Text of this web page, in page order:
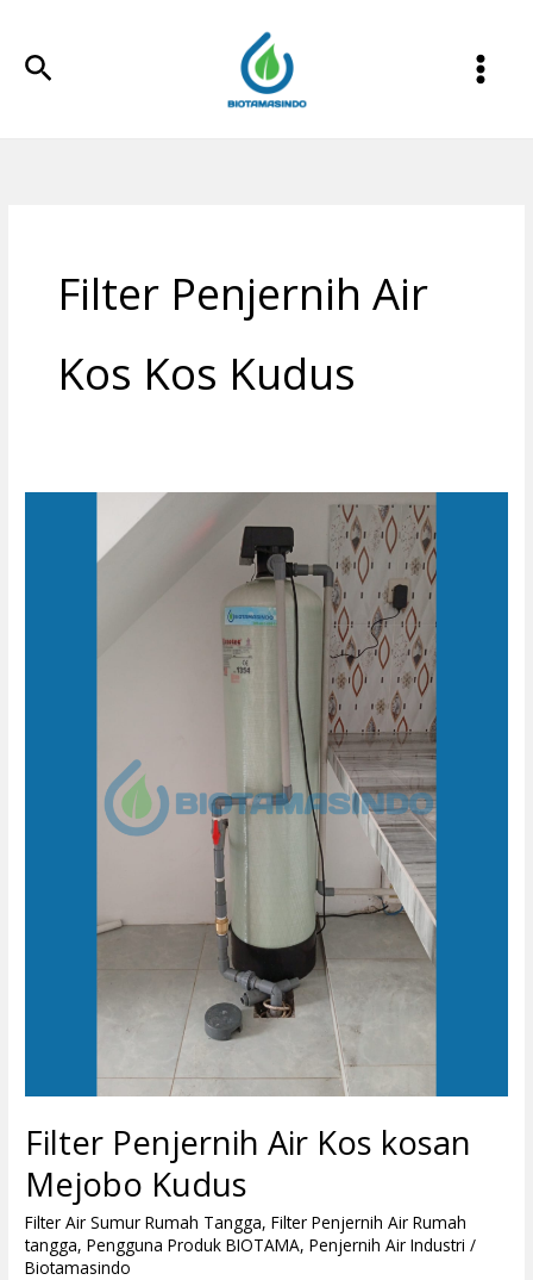
konten
Cari
Filter Penjernih Air
Kos Kos Kudus
Filter Penjernih Air Kos kosan
Mejobo Kudus
Filter Air Sumur Rumah Tangga,Filter Penjernih Air Rumah
tangga,Pengguna Produk BIOTAMA,Penjernih Air Industri /
Biotamasindo